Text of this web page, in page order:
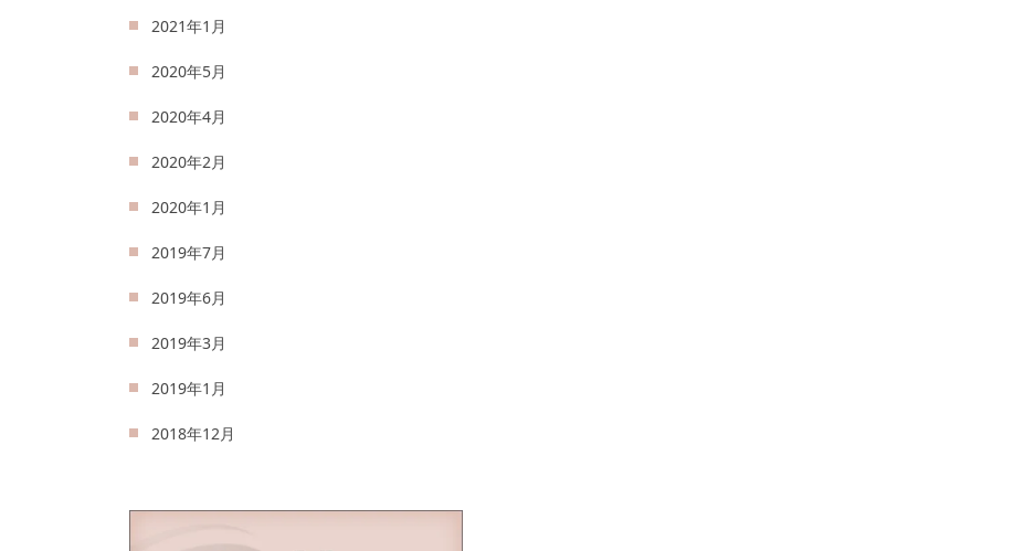
2021年1月
2020年5月
2020年4月
2020年2月
2020年1月
2019年7月
2019年6月
2019年3月
2019年1月
2018年12月